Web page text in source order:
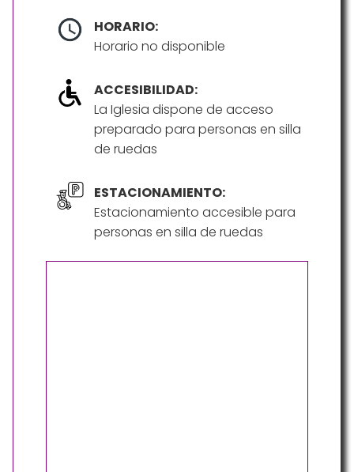
HORARIO:
Horario no disponible
ACCESIBILIDAD:
La Iglesia dispone de acceso
preparado para personas en silla
de ruedas
ESTACIONAMIENTO:
Estacionamiento accesible para
personas en silla de ruedas